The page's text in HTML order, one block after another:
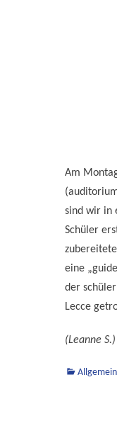
Am
sind wir in
Schüler
eine
der
Lecce
(Leanne S.)
Kategorien
Allgemein